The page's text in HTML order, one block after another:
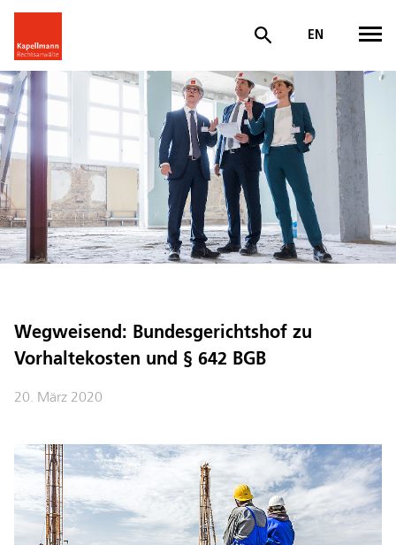
EN
Wegweisend: Bundesgerichtshof zu
Vorhaltekosten und § 642 BGB
20. März 2020